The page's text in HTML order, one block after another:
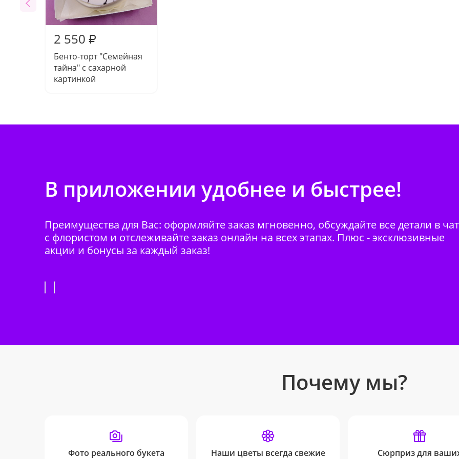
2 550 ₽
Бенто-торт "Семейная
тайна" с сахарной
картинкой
В приложении удобнее и быстрее!
Преимущества для Вас: оформляйте заказ мгновенно, обсуждайте все детали в
с флористом и отслеживайте заказ онлайн на всех этапах. Плюс - эксклюзивные
акции и бонусы за каждый заказ!
Почему мы?
Фото реального букета
Наши цветы всегда свежие
Сюрприз для